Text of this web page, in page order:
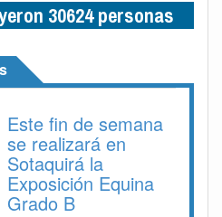
30624 personas
Este fin de semana
se realizará en
Sotaquirá la
Exposición Equina
Grado B